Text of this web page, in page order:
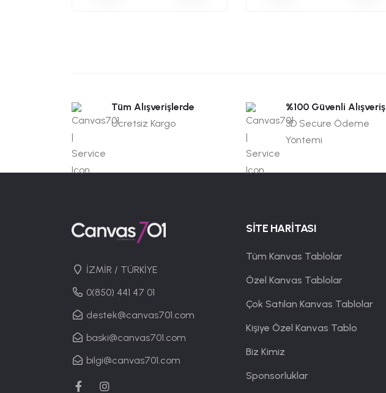
Tüm Alışverişlerde
Ücretsiz Kargo
%100 Güvenli Alışveriş
3D Secure Ödeme
Yöntemi
İZMİR / TÜRKİYE
0(850) 441 47 01
destek@canvas701.com
baski@canvas701.com
bilgi@canvas701.com
SİTE HARİTASI
Tüm Kanvas Tablolar
Özel Kanvas Tablolar
Çok Satılan Kanvas Tablolar
Kişiye Özel Kanvas Tablo
Biz Kimiz
Sponsorluklar